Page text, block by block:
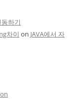
하기
차이 on JAVA에서 자